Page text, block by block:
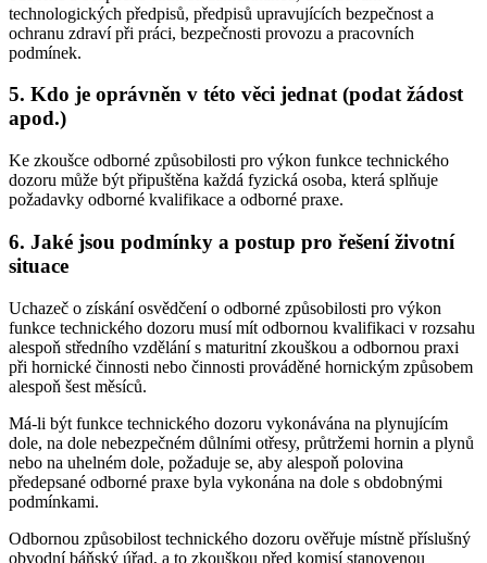
technologických předpisů, předpisů upravujících bezpečnost a
ochranu zdraví při práci, bezpečnosti provozu a pracovních
podmínek.
5. Kdo je oprávněn v této věci jednat (podat žádost
apod.)
Ke zkoušce odborné způsobilosti pro výkon funkce technického
dozoru může být připuštěna každá fyzická osoba, která splňuje
požadavky odborné kvalifikace a odborné praxe.
6. Jaké jsou podmínky a postup pro řešení životní
situace
Uchazeč o získání osvědčení o odborné způsobilosti pro výkon
funkce technického dozoru musí mít odbornou kvalifikaci v rozsahu
alespoň středního vzdělání s maturitní zkouškou a odbornou praxi
při hornické činnosti nebo činnosti prováděné hornickým způsobem
alespoň šest měsíců.
Má-li být funkce technického dozoru vykonávána na plynujícím
dole, na dole nebezpečném důlními otřesy, průtržemi hornin a plynů
nebo na uhelném dole, požaduje se, aby alespoň polovina
předepsané odborné praxe byla vykonána na dole s obdobnými
podmínkami.
Odbornou způsobilost technického dozoru ověřuje místně příslušný
obvodní báňský úřad, a to zkouškou před komisí stanovenou